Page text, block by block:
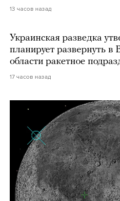
13 часов назад
Украинская разведка
планирует развернуть в
области ракетное
17 часов назад